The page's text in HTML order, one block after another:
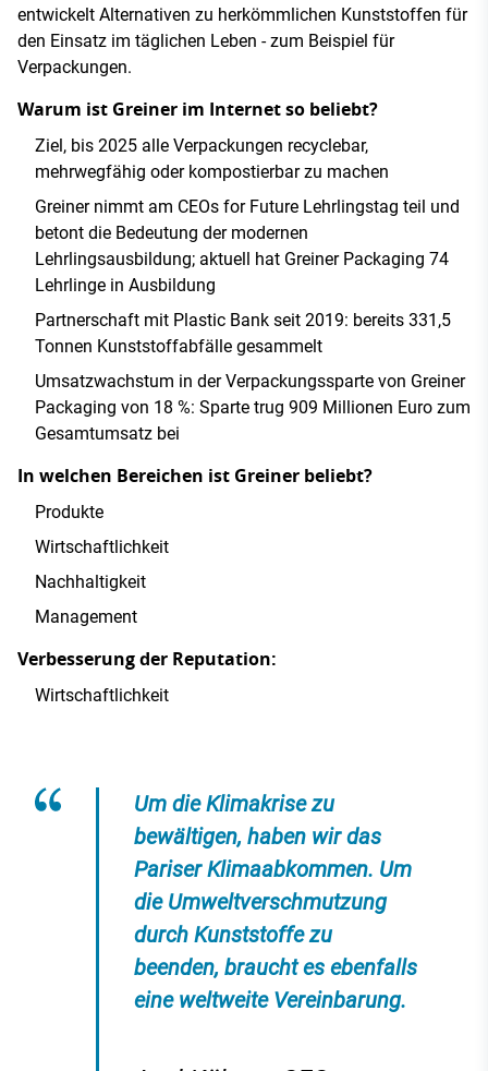
entwickelt Alternativen zu herkömmlichen Kunststoffen für
den Einsatz im täglichen Leben - zum Beispiel für
Verpackungen.
Warum ist Greiner im Internet so beliebt?
Ziel, bis 2025 alle Verpackungen recyclebar,
mehrwegfähig oder kompostierbar zu machen
Greiner nimmt am CEOs for Future Lehrlingstag teil und
betont die Bedeutung der modernen
Lehrlingsausbildung; aktuell hat Greiner Packaging 74
Lehrlinge in Ausbildung
Partnerschaft mit Plastic Bank seit 2019: bereits 331,5
Tonnen Kunststoffabfälle gesammelt
Umsatzwachstum in der Verpackungssparte von Greiner
Packaging von 18 %: Sparte trug 909 Millionen Euro zum
Gesamtumsatz bei
In welchen Bereichen ist Greiner beliebt?
Produkte
Wirtschaftlichkeit
Nachhaltigkeit
Management
Verbesserung der Reputation:
Wirtschaftlichkeit
Um die Klimakrise zu
bewältigen, haben wir das
Pariser Klimaabkommen. Um
die Umweltverschmutzung
durch Kunststoffe zu
beenden, braucht es ebenfalls
eine weltweite Vereinbarung.